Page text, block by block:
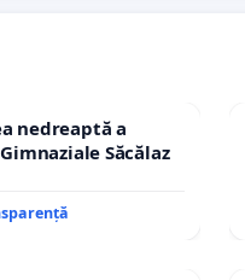
nedreaptă a
Săcălaz